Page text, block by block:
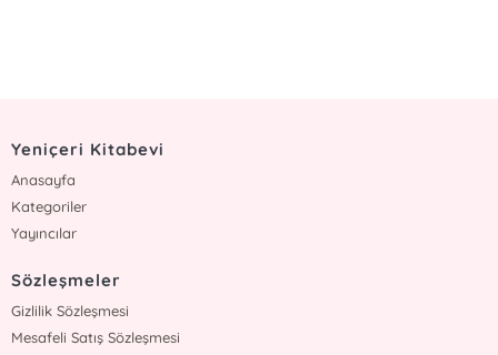
Yeniçeri Kitabevi
Anasayfa
Kategoriler
Yayıncılar
Sözleşmeler
Gizlilik Sözleşmesi
Mesafeli Satış Sözleşmesi